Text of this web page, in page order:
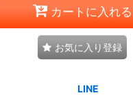
カートに入れる
お気に入り登録